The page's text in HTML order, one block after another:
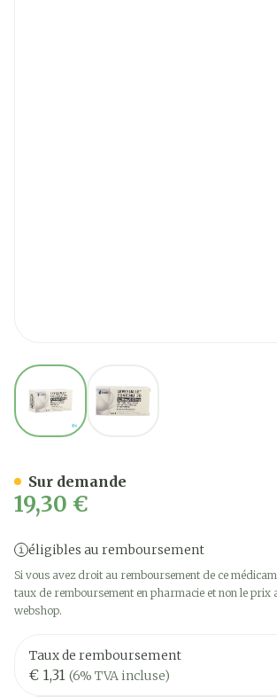
View larger image
19,30 €
éligibles au remboursement
Si vous avez droit au remboursement de ce
taux de remboursement en pharmacie et non le
webshop.
Taux de remboursement
€ 1,31 (6% TVA incluse)
Sur demande